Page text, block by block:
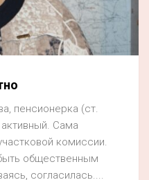
пенсионерка (ст.
Сама
комиссии.
общественным
согласилась....